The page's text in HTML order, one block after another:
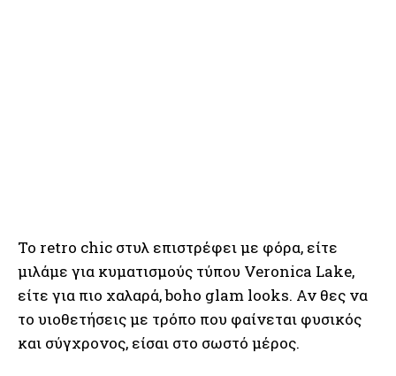
Το retro chic στυλ επιστρέφει με φόρα, είτε
μιλάμε για κυματισμούς τύπου Veronica Lake,
είτε για πιο χαλαρά, boho glam looks. Αν θες να
το υιοθετήσεις με τρόπο που φαίνεται φυσικός
και σύγχρονος, είσαι στο σωστό μέρος.